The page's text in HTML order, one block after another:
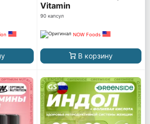
Vitamin
90 капсул
NOW Foods
В корзину